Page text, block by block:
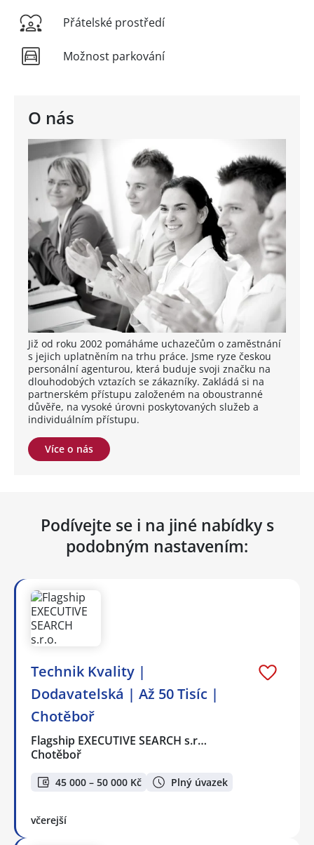
O nás
Již od roku 2002 pomáháme uchazečům o zaměstnání
s jejich uplatněním na trhu práce. Jsme ryze českou
personální agenturou, která buduje svoji značku na
dlouhodobých vztazích se zákazníky. Zakládá si na
partnerském přístupu založeném na oboustranné
důvěře, na vysoké úrovni poskytovaných služeb a
individuálním přístupu.
Více o nás
Přátelské prostředí
Možnost parkování
Podívejte se i na jiné nabídky s
podobným nastavením:
Technik Kvality |
Dodavatelská | Až 50 Tisíc |
Chotěboř
Flagship EXECUTIVE SEARCH s.r…
Chotěboř
45 000 – 50 000 Kč Plný úvazek
včerejší